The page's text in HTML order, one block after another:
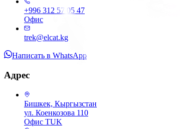
+996 312 57 05 47
Офис
trek@elcat.kg
Написать в WhatsApp
Адрес
Бишкек, Кыргызстан
ул. Коенкозова 110
Офис TUK